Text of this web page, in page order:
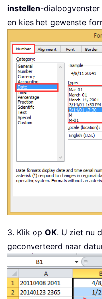
instellen-dialoogvenster
en kies het gewenste
3. Klik op OK. U ziet nu
geconverteerd naar